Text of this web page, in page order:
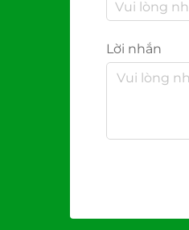
Lời nhắn